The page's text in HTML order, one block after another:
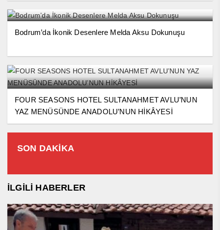
Bodrum’da İkonik Desenlere Melda Aksu Dokunuşu
FOUR SEASONS HOTEL SULTANAHMET AVLU’NUN
YAZ MENÜSÜNDE ANADOLU’NUN HİKÂYESİ
SON DAKİKA
İLGİLİ HABERLER